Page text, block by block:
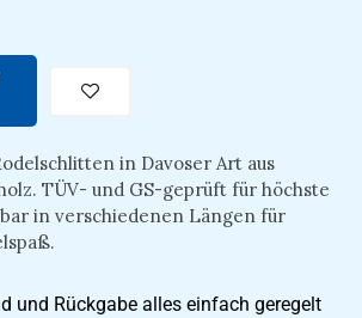
in Davoser Art aus
TÜV- und GS-geprüft für höchste
in verschiedenen Längen für
und Rückgabe alles einfach geregelt